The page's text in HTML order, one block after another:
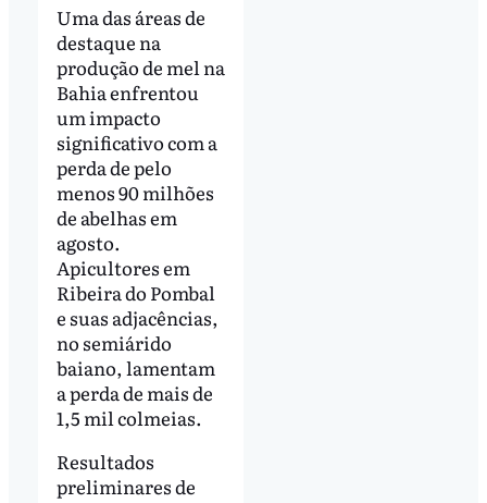
Uma das áreas de
destaque na
produção de mel na
Bahia enfrentou
um impacto
significativo com a
perda de pelo
menos 90 milhões
de abelhas em
agosto.
Apicultores em
Ribeira do Pombal
e suas adjacências,
no semiárido
baiano, lamentam
a perda de mais de
1,5 mil colmeias.
Resultados
preliminares de